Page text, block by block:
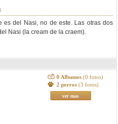
es del Nasi, no de este. Las otras dos
Nasi (la cream de la craem).
0 Albumes (0 fotos)
2 perros (3 fotos)
ver mas